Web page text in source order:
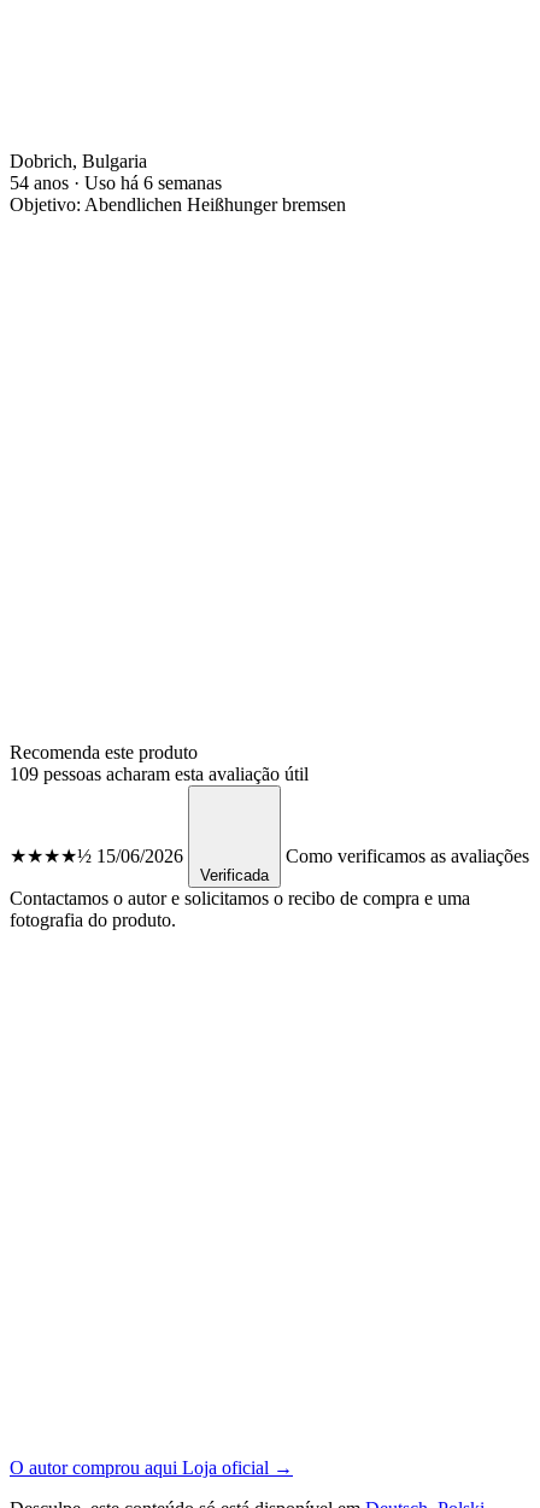
Dobrich, Bulgaria
54 anos · Uso há 6 semanas
Objetivo: Abendlichen Heißhunger bremsen
Recomenda este produto
109 pessoas acharam esta avaliação útil
★★★★½ 15/06/2026
Verificada
Como verificamos as avaliações
Contactamos o autor e solicitamos o recibo de compra e uma
fotografia do produto.
O autor comprou aqui Loja oficial →